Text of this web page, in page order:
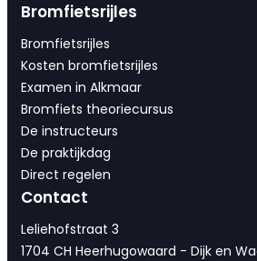
Bromfietsrijles
Bromfietsrijles
Kosten bromfietsrijles
Examen in Alkmaar
Bromfiets theoriecursus
De instructeurs
De praktijkdag
Direct regelen
Contact
Leliehofstraat 3
1704 CH Heerhugowaard - Dijk en